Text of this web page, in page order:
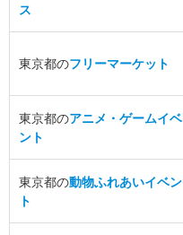
ス
東京都のフリーマーケット
東京都のアニメ・ゲームイベ
ント
東京都の動物ふれあいイベン
ト